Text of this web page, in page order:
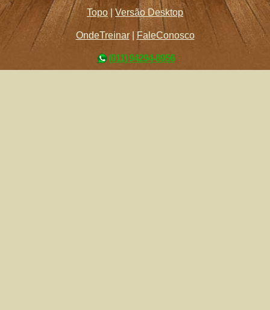
Topo |Versão Desktop
OndeTreinar| FaleConosco
(011) 94294-8956